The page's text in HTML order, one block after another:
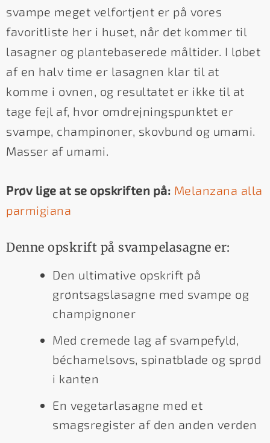
svampe meget velfortjent er på vores
favoritliste her i huset, når det kommer til
lasagner og plantebaserede måltider. I løbet
af en halv time er lasagnen klar til at
komme i ovnen, og resultatet er ikke til at
tage fejl af, hvor omdrejningspunktet er
svampe, champinoner, skovbund og umami.
Masser af umami.
Prøv lige at se opskriften på: Melanzana alla
parmigiana
Denne opskrift på svampelasagne er:
Den ultimative opskrift på
grøntsagslasagne med svampe og
champignoner
Med cremede lag af svampefyld,
béchamelsovs, spinatblade og sprød
i kanten
En vegetarlasagne med et
smagsregister af den anden verden